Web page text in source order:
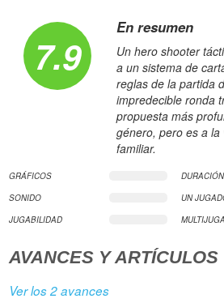
7.9
En resumen
Un hero shooter
a un sistema de
reglas de la partida
impredecible ronda
propuesta más
género, pero es a la
familiar.
GRÁFICOS
DURACIÓN
SONIDO
UN
JUGABILIDAD
AVANCES Y ARTÍCULOS
Ver los 2 avances